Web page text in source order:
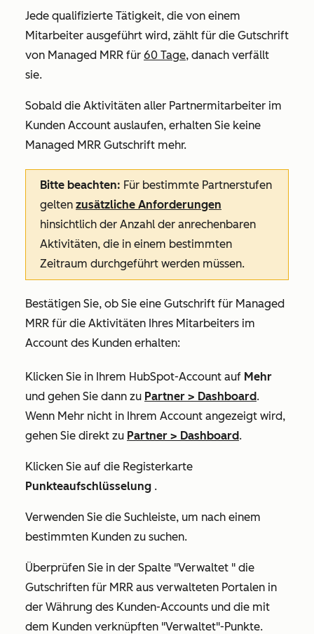
Jede qualifizierte Tätigkeit, die von einem
Mitarbeiter ausgeführt wird, zählt für die Gutschrift
von Managed MRR für 60 Tage, danach verfällt
sie.
Sobald die Aktivitäten aller Partnermitarbeiter im
Kunden Account auslaufen, erhalten Sie keine
Managed MRR Gutschrift mehr.
Bitte beachten: Für bestimmte Partnerstufen
gelten zusätzliche Anforderungen
hinsichtlich der Anzahl der anrechenbaren
Aktivitäten, die in einem bestimmten
Zeitraum durchgeführt werden müssen.
Bestätigen Sie, ob Sie eine Gutschrift für Managed
MRR für die Aktivitäten Ihres Mitarbeiters im
Account des Kunden erhalten:
Klicken Sie in Ihrem HubSpot-Account auf Mehr
und gehen Sie dann zu Partner > Dashboard.
Wenn Mehr nicht in Ihrem Account angezeigt wird,
gehen Sie direkt zu Partner > Dashboard.
Klicken Sie auf die Registerkarte
Punkteaufschlüsselung .
Verwenden Sie die Suchleiste, um nach einem
bestimmten Kunden zu suchen.
Überprüfen Sie in der Spalte "Verwaltet " die
Gutschriften für MRR aus verwalteten Portalen in
der Währung des Kunden-Accounts und die mit
dem Kunden verknüpften "Verwaltet"-Punkte.